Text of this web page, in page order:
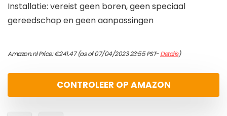
Installatie: vereist geen boren, geen speciaal
gereedschap en geen aanpassingen
Amazon.nl Price:€241.47(as of 07/04/2023 23:55 PST-Details)
CONTROLEER OP AMAZON